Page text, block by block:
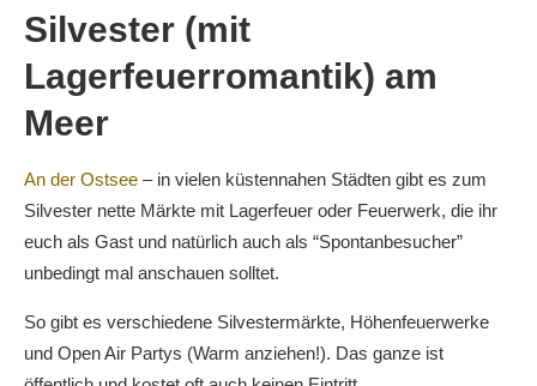
Silvester (mit
Lagerfeuerromantik) am
Meer
An der Ostsee – in vielen küstennahen Städten gibt es zum
Silvester nette Märkte mit Lagerfeuer oder Feuerwerk, die ihr
euch als Gast und natürlich auch als “Spontanbesucher”
unbedingt mal anschauen solltet.
So gibt es verschiedene Silvestermärkte, Höhenfeuerwerke
und Open Air Partys (Warm anziehen!). Das ganze ist